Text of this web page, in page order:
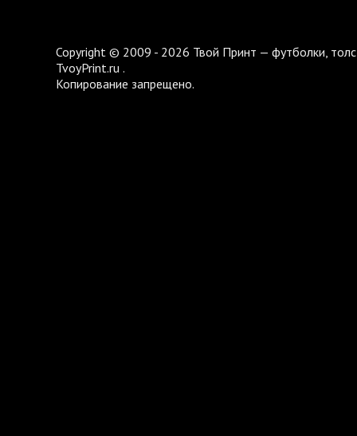
Copyright © 2009 - 2026 Твой Принт — футболки,
TvoyPrint.ru .
Копирование запрещено.